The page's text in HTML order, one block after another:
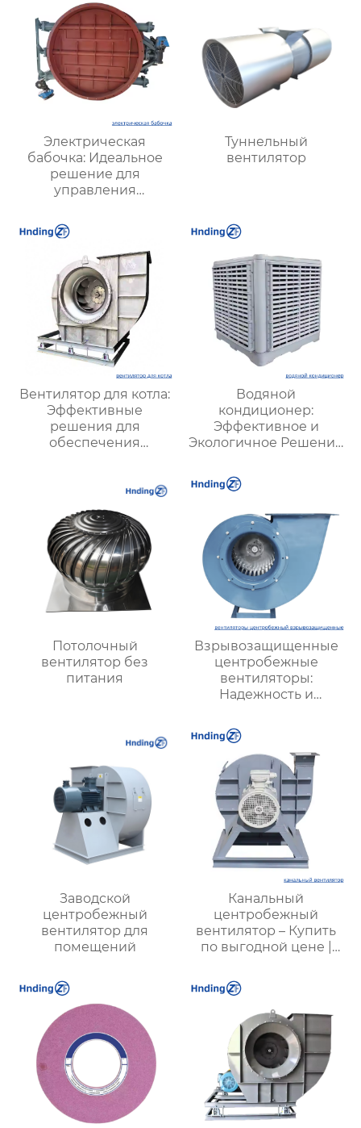
Электрическая
бабочка: Идеальное
решение для
управления
потоками
Туннельный
вентилятор
Вентилятор для котла:
Эффективные
решения для
обеспечения
промышленности
Водяной
кондиционер:
Эффективное и
Экологичное Решение
Вашего Пространства
Потолочный
вентилятор без
питания
Взрывозащищенные
центробежные
вентиляторы:
Надежность и
работы в опасных
Заводской
центробежный
вентилятор для
помещений
Канальный
центробежный
вентилятор – Купить
по выгодной цене |
характеристики